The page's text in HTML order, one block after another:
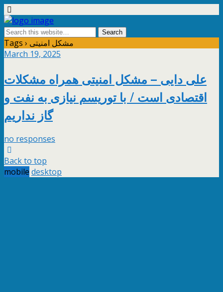
Tags › مشکل امنیتی
March 19, 2025
علی دایی – مشکل امنیتی همراه مشکلات
اقتصادی است / با توریسم نیازی به نفت و
گاز نداریم
no responses
Back to top
mobile desktop